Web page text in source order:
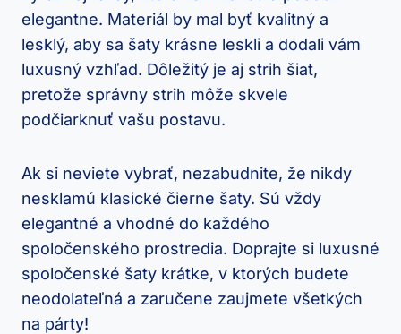
elegantne. Materiál by mal byť kvalitný a
lesklý, aby sa šaty krásne leskli a dodali vám
luxusný vzhľad. Dôležitý je aj strih šiat,
pretože správny strih môže skvele
podčiarknuť vašu postavu.
Ak si neviete vybrať, nezabudnite, že nikdy
nesklamú klasické čierne šaty. Sú vždy
elegantné a vhodné do každého
spoločenského prostredia. Doprajte si luxusné
spoločenské šaty krátke, v ktorých budete
neodolateľná a zaručene zaujmete všetkých
na párty!